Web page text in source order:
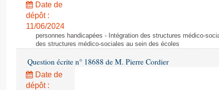
Date de
dépôt :
11/06/2024
personnes handicapées - Intégration des structures médico-
des structures médico-sociales au sein des écoles
Question écrite n° 18688 de M. Pierre Cordier
Date de
dépôt :